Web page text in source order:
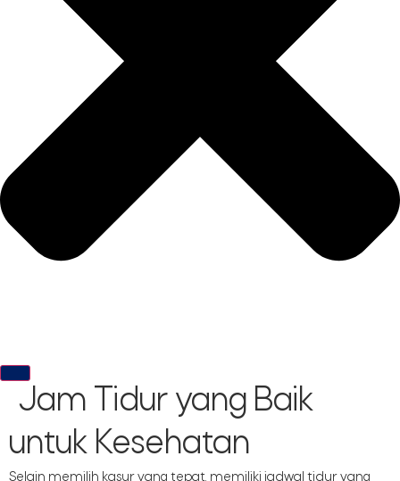
Jam Tidur yang Baik
untuk Kesehatan
Selain memilih kasur yang tepat, memiliki jadwal tidur yang